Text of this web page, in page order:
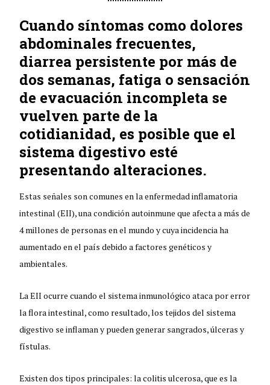
Cuando síntomas como dolores
abdominales frecuentes,
diarrea persistente por más de
dos semanas, fatiga o sensación
de evacuación incompleta se
vuelven parte de la
cotidianidad, es posible que el
sistema digestivo esté
presentando alteraciones.
Estas señales son comunes en la enfermedad inflamatoria
intestinal (EII), una condición autoinmune que afecta a más de
4 millones de personas en el mundo y cuya incidencia ha
aumentado en el país debido a factores genéticos y
ambientales.
La EII ocurre cuando el sistema inmunológico ataca por error
la flora intestinal, como resultado, los tejidos del sistema
digestivo se inflaman y pueden generar sangrados, úlceras y
fístulas.
Existen dos tipos principales: la colitis ulcerosa, que es la